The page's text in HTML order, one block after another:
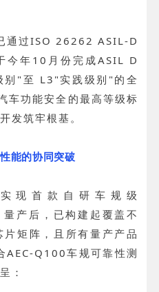
通过ISO 26262 ASIL-D
今年10月份完成ASIL D
别"至 L3"实践级别"的全
车功能安全的最高等级标
发筑牢根基。
能的协同突破
现首款自研车规级
产后，已构建起覆盖不
矩阵，且所有量产产品
AEC-Q100车规可靠性测
：